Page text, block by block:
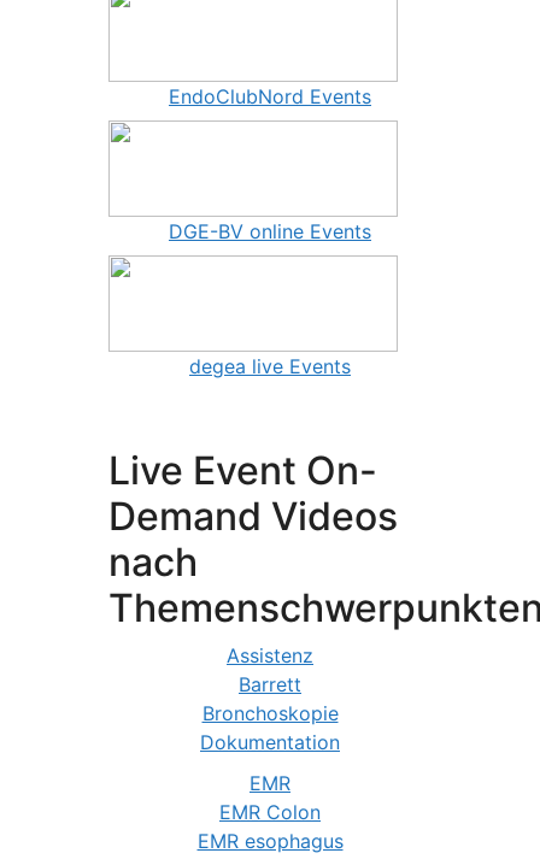
EndoClubNord Events
DGE-BV online Events
degea live Events
Live Event On-
Demand Videos
nach
Assistenz
Barrett
Bronchoskopie
Dokumentation
EMR
EMR Colon
EMR esophagus